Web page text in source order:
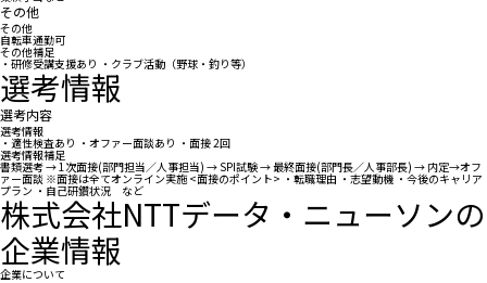
その他
その他
自転車通勤可
その他補足
・研修受講支援あり ・クラブ活動（野球・釣り等）
選考情報
選考内容
選考情報
・適性検査あり ・オファー面談あり ・面接 2回
選考情報補足
書類選考 → 1次面接(部門担当／人事担当) → SPI試験 → 最終面接(部門長／人事部長) → 内定→オフ
ァー面談 ※面接は全てオンライン実施 <面接のポイント> ・転職理由 ・志望動機 ・今後のキャリア
プラン ・自己研鑽状況 など
株式会社NTTデータ・ニューソンの
企業情報
企業について